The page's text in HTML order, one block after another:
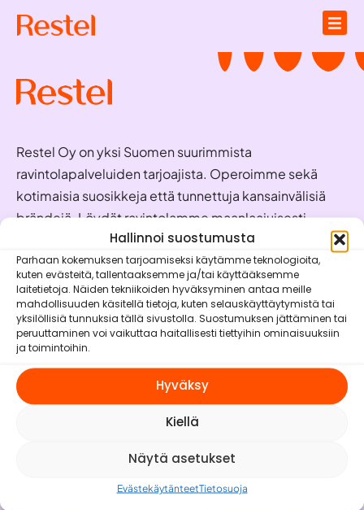
Hallinnoi suostumusta
Parhaan kokemuksen tarjoamiseksi käytämme teknologioita,
kuten evästeitä, tallentaaksemme ja/tai käyttääksemme
laitetietoja. Näiden tekniikoiden hyväksyminen antaa meille
mahdollisuuden käsitellä tietoja, kuten selauskäyttäytymistä tai
yksilöllisiä tunnuksia tällä sivustolla. Suostumuksen jättäminen tai
peruuttaminen voi vaikuttaa haitallisesti tiettyihin ominaisuuksiin
ja toimintoihin.
Hyväksy
Kiellä
Näytä asetukset
EvästekäytänteetTietosuoja
Restel Oy on yksi Suomen suurimmista
ravintolapalveluiden tarjoajista. Operoimme sekä
kotimaisia suosikkeja että tunnettuja kansainvälisiä
brändejä. Löydät ravintolamme maanlaajuisesti
valmiina palvelemaan juuri sinua!
Oivaraportit
Brändit
Vastuullisuus
Meistä